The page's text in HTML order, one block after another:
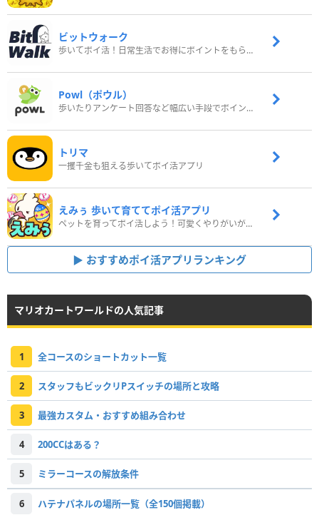
ビットウォーク
歩いてポイ活！日常生活でお得にポイントをもらおう
Powl（ポウル）
歩いたりアンケート回答など幅広い手段でポイントをゲット
トリマ
一攫千金も狙える歩いてポイ活アプリ
えみぅ 歩いて育ててポイ活アプリ
ペットを育ってポイ活しよう！可愛くやりがいがある新感覚アプリ
おすすめポイ活アプリランキング
マリオカートワールドの人気記事
1 全コースのショートカット一覧
2 スタッフもビックリPスイッチの場所と攻略
3 最強カスタム・おすすめ組み合わせ
4 200CCはある？
5 ミラーコースの解放条件
6 ハテナパネルの場所一覧（全150個掲載）